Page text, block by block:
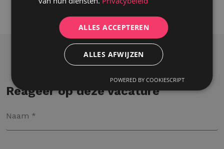
Reageer op deze vacature
ALLES ACCEPTEREN
ALLES AFWIJZEN
POWERED BY COOKIESCRIPT